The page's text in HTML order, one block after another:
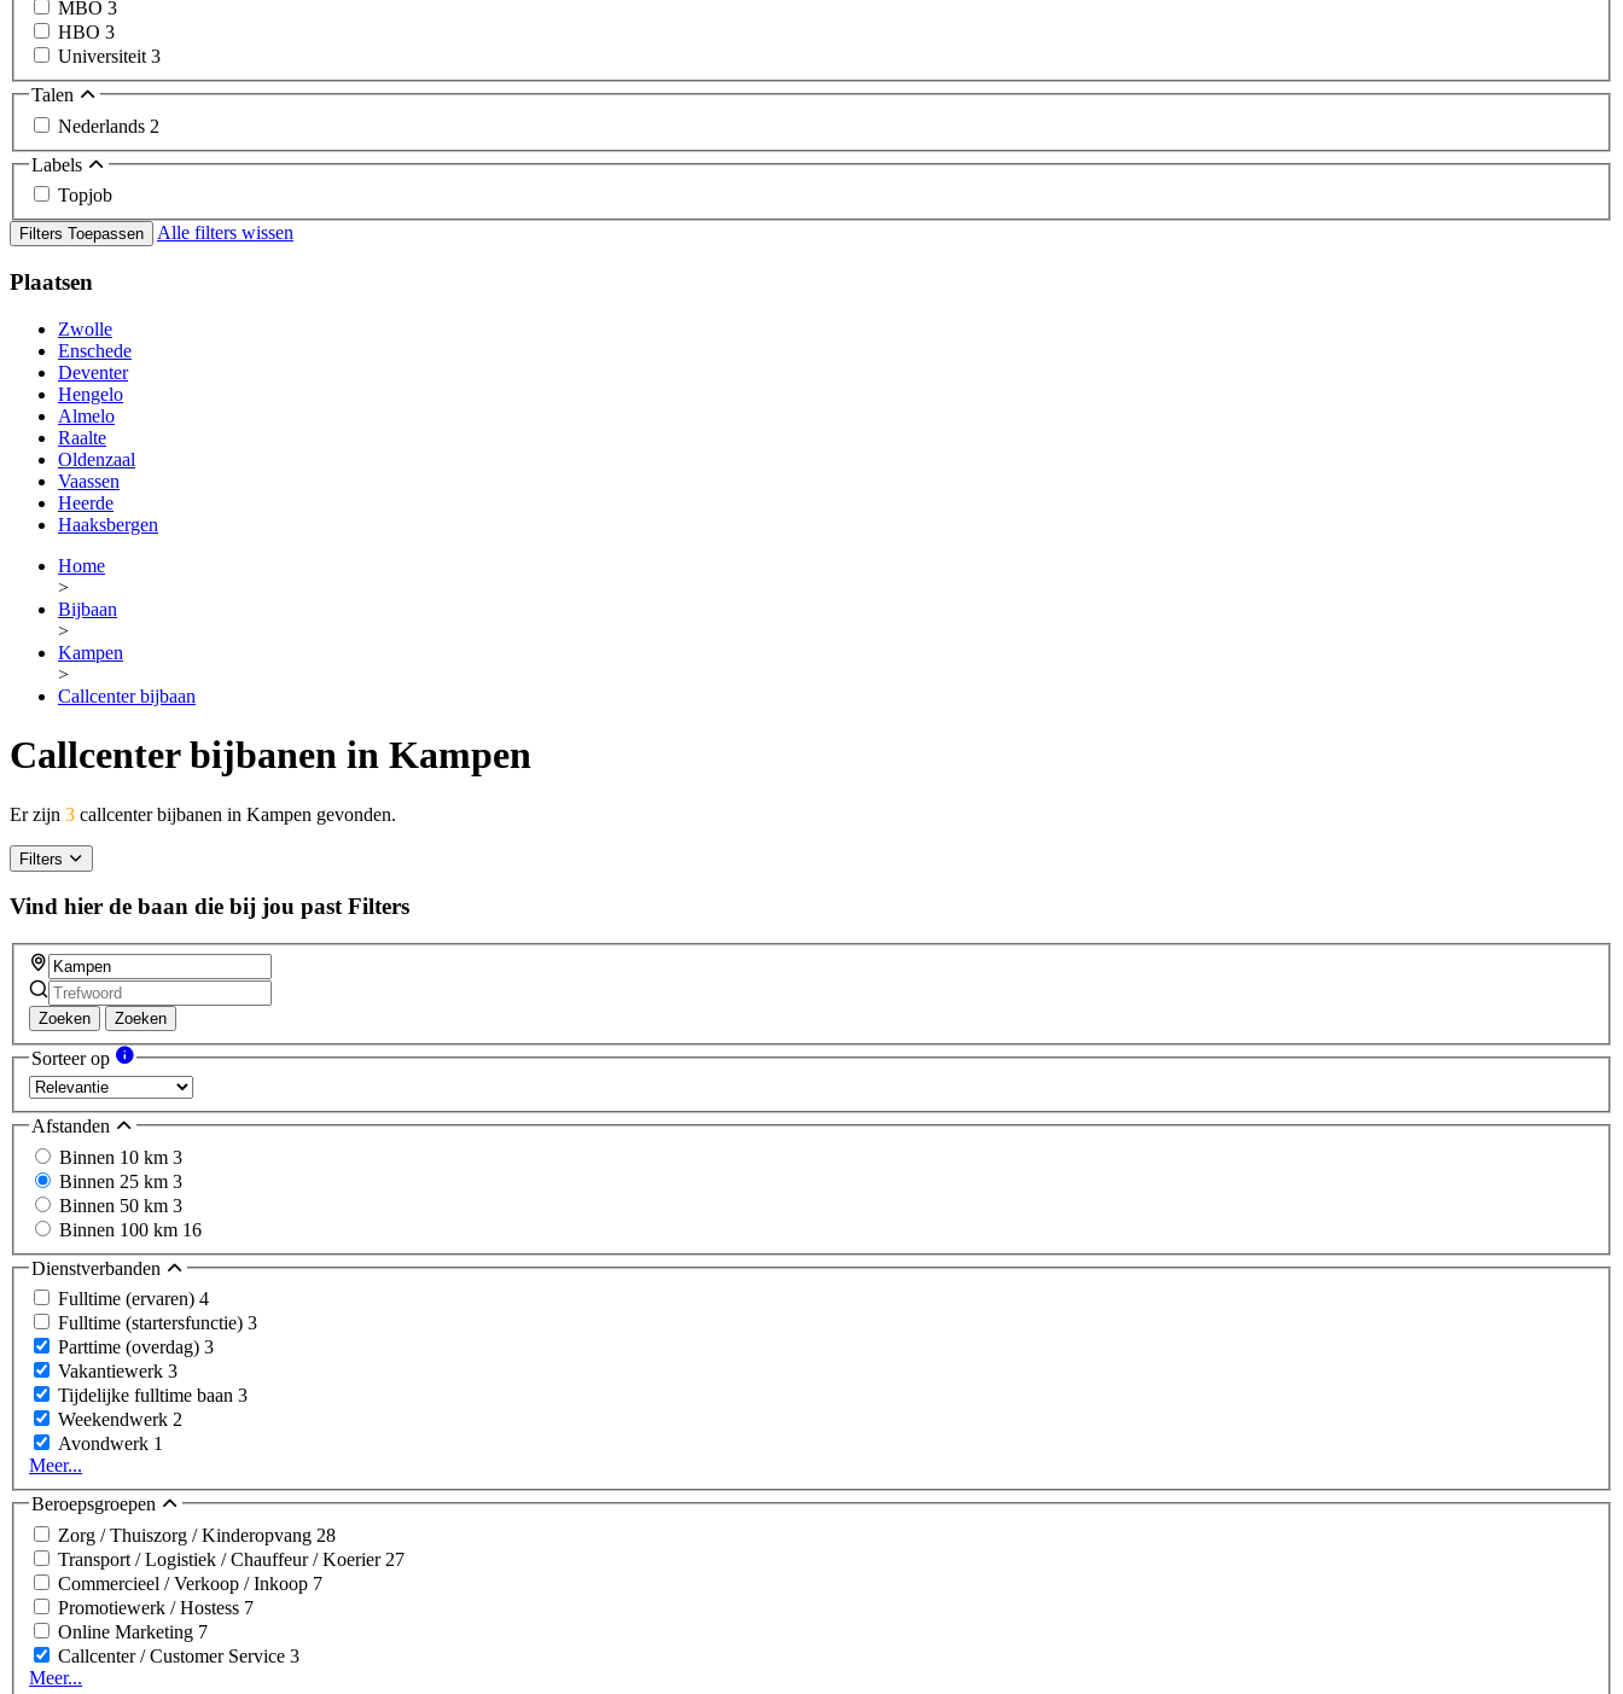
MBO 3
HBO 3
Universiteit 3
Talen
Nederlands 2
Labels
Topjob
Filters Toepassen Alle filters wissen
Plaatsen
Zwolle
Enschede
Deventer
Hengelo
Almelo
Raalte
Oldenzaal
Vaassen
Heerde
Haaksbergen
Home
>
Bijbaan
>
Kampen
>
Callcenter bijbaan
Callcenter bijbanen in Kampen
Er zijn 3 callcenter bijbanen in Kampen gevonden.
Filters
Vind hier de baan die bij jou past Filters
Zoeken Zoeken
Sorteer op
Afstanden
Binnen 10 km 3
Binnen 25 km 3
Binnen 50 km 3
Binnen 100 km 16
Dienstverbanden
Fulltime (ervaren) 4
Fulltime (startersfunctie) 3
Parttime (overdag) 3
Vakantiewerk 3
Tijdelijke fulltime baan 3
Weekendwerk 2
Avondwerk 1
Meer...
Beroepsgroepen
Zorg / Thuiszorg / Kinderopvang 28
Transport / Logistiek / Chauffeur / Koerier 27
Commercieel / Verkoop / Inkoop 7
Promotiewerk / Hostess 7
Online Marketing 7
Callcenter / Customer Service 3
Meer...